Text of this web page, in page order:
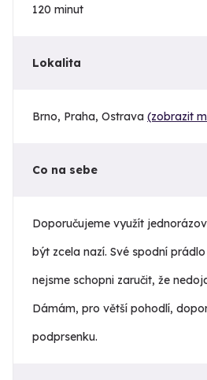
120 minut
Lokalita
Brno, Praha, Ostrava (zobrazit
Co na sebe
Doporučujeme využít
být zcela nazí. Své spodní
nejsme schopni zaručit, že
Dámám, pro větší pohodlí,
podprsenku.